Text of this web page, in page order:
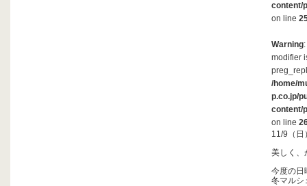
content/
on line
Warning
modifier
/home/
p.co.jp/
content/
on line
11/9（日
美しく、
今度の
冬マルシ